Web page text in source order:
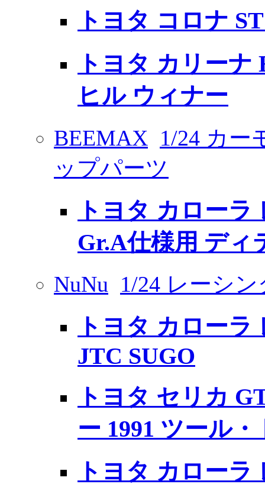
トヨタ コロナ
トヨタ カリーナ
ヒル ウィナー
BEEMAX 1/24 カー
ップパーツ
トヨタ カローラ
Gr.A仕様用 ディ
NuNu 1/24 レーシ
トヨタ カローラ
JTC SUGO
トヨタ セリカ
ー 1991 ツール
トヨタ カローラ